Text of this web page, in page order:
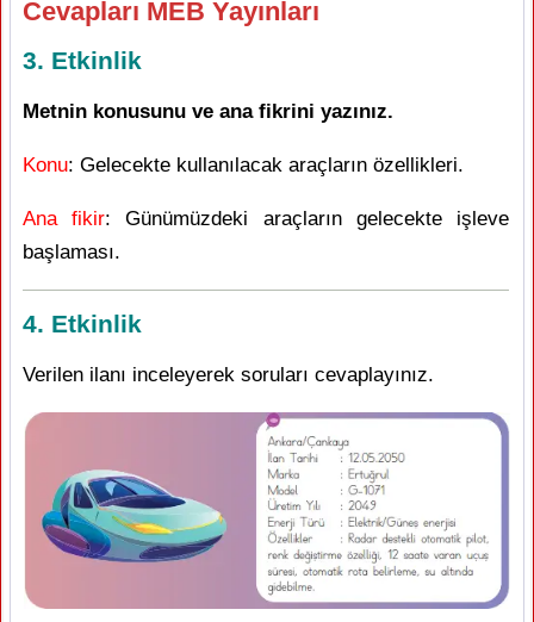
Cevapları MEB Yayınları
3. Etkinlik
Metnin konusunu ve ana fikrini yazınız.
Konu: Gelecekte kullanılacak araçların özellikleri.
Ana fikir: Günümüzdeki araçların gelecekte işleve
başlaması.
4. Etkinlik
Verilen ilanı inceleyerek soruları cevaplayınız.